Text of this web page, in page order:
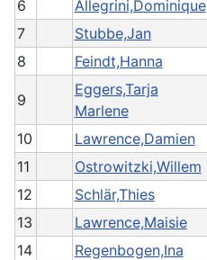
6
Allegrini,Dominique
7
Stubbe,Jan
8
Feindt,Hanna
9
Eggers,Tarja
Marlene
10
Lawrence,Damien
11
Ostrowitzki,Willem
12
Schlär,Thies
13
Lawrence,Maisie
14
Regenbogen,Ina